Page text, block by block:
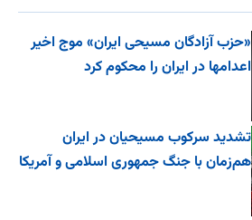
«حزب آزادگان مسیحی ایران» موج اخیر
اعدامها در ایران را محکوم کرد
تشدید سرکوب مسیحیان در ایران
هم‌زمان با جنگ جمهوری اسلامی و آمریکا